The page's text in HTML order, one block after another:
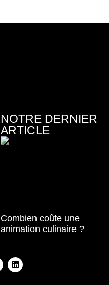
NOTRE DERNIER
ARTICLE
Combien coûte une
animation culinaire ?